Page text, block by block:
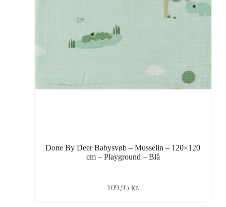
Done By Deer Babysvøb – Musselin – 120×120
cm – Playground – Blå
109,95 kr.